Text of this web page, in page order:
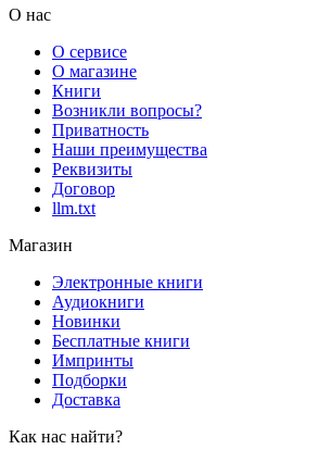
О нас
О сервисе
О магазине
Книги
Возникли вопросы?
Приватность
Наши преимущества
Реквизиты
Договор
llm.txt
Магазин
Электронные книги
Аудиокниги
Новинки
Бесплатные книги
Импринты
Подборки
Доставка
Как нас найти?